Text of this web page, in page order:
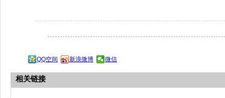
QQ空间 新浪微博 微信
相关链接